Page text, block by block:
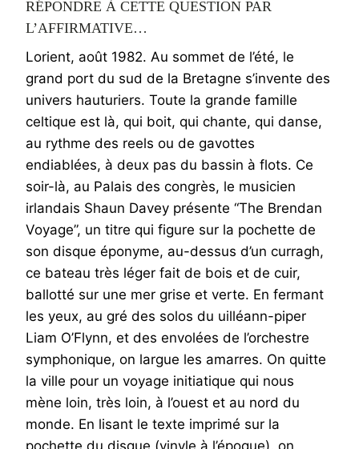
RÉPONDRE À CETTE QUESTION PAR
L’AFFIRMATIVE…
Lorient, août 1982. Au sommet de l’été, le
grand port du sud de la Bretagne s’invente des
univers hauturiers. Toute la grande famille
celtique est là, qui boit, qui chante, qui danse,
au rythme des reels ou de gavottes
endiablées, à deux pas du bassin à flots. Ce
soir-là, au Palais des congrès, le musicien
irlandais Shaun Davey présente “The Brendan
Voyage”, un titre qui figure sur la pochette de
son disque éponyme, au-dessus d’un curragh,
ce bateau très léger fait de bois et de cuir,
ballotté sur une mer grise et verte. En fermant
les yeux, au gré des solos du uilléann-piper
Liam O’Flynn, et des envolées de l’orchestre
symphonique, on largue les amarres. On quitte
la ville pour un voyage initiatique qui nous
mène loin, très loin, à l’ouest et au nord du
monde. En lisant le texte imprimé sur la
pochette du disque (vinyle à l’époque), on